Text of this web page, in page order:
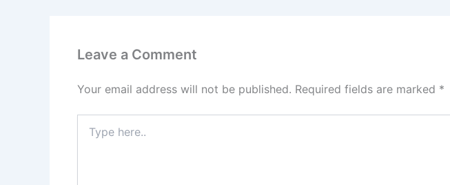
Leave a Comment
Your email address will not be published. Required fields are marked *
here..